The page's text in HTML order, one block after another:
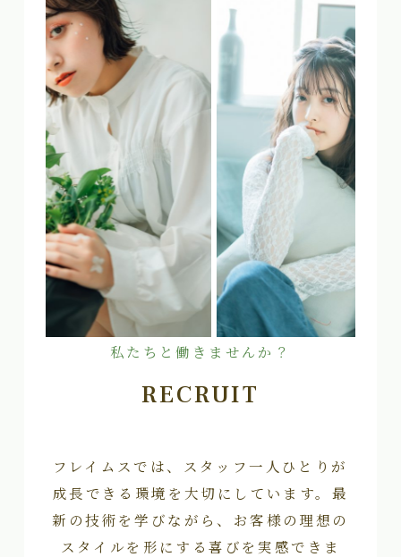
私たちと働きませんか？
RECRUIT
フレイムスでは、スタッフ一人ひとりが
成長できる環境を大切にしています。最
新の技術を学びながら、お客様の理想の
スタイルを形にする喜びを実感できま